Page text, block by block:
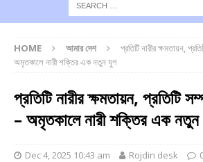
HOME আমার দেশ
প্রতিটি নারীর ক্ষমতায়ন,
অমৃতকালে নারী শক্তির এক নতুন যুগ
প্রতিটি নারীর ক্ষমতায়ন, প্রতিটি
– অমৃতকালে নারী শক্তির এক
Dec 4, 2025 10:43 am Rojdin desk